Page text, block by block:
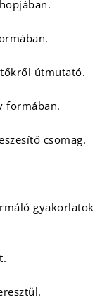
útmutató.
formában.
csomag.
gyakorlatok